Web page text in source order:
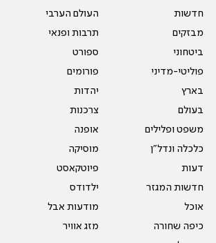
חדשות
מבזקים
ביטחוני
פוליטי-מדיני
בארץ
בעולם
משפט ופלילים
כלכלה ונדל"ן
דעות
חדשות המגזר
אוכל
כיפה שחורה
העולם הערבי
תרבות ופנאי
ספורט
פורומים
יהדות
צרכנות
אופנה
מוסיקה
פיוטקאסט
ילדודס
מודעות אבל
מזג אוויר